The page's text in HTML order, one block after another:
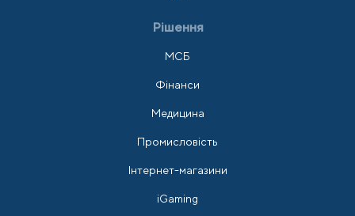
Рішення
МСБ
Фінанси
Медицина
Промисловість
Інтернет-магазини
iGaming